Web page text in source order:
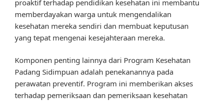
proaktif terhadap pendidikan kesehatan ini membantu
memberdayakan warga untuk mengendalikan
kesehatan mereka sendiri dan membuat keputusan
yang tepat mengenai kesejahteraan mereka.
Komponen penting lainnya dari Program Kesehatan
Padang Sidimpuan adalah penekanannya pada
perawatan preventif. Program ini memberikan akses
terhadap pemeriksaan dan pemeriksaan kesehatan